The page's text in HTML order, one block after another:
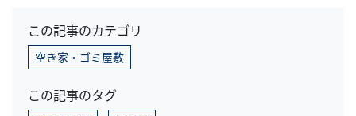
この記事のカテゴリ
空き家・ゴミ屋敷
この記事のタグ